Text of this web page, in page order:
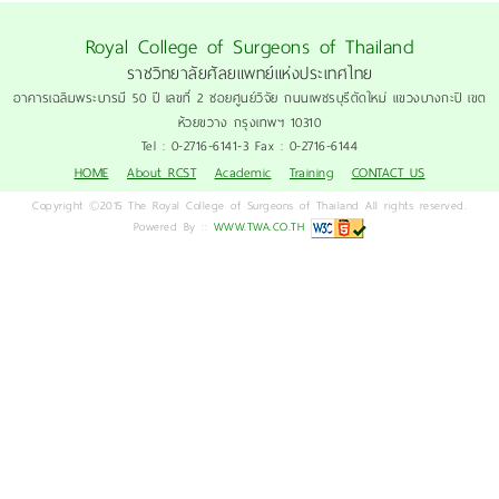
Royal College of Surgeons of Thailand
ราชวิทยาลัยศัลยแพทย์แห่งประเทศไทย
อาคารเฉลิมพระบารมี 50 ปี เลขที่ 2 ซอยศูนย์วิจัย ถนนเพชรบุรีตัดใหม่ แขวงบางกะปิ เขต
ห้วยขวาง กรุงเทพฯ 10310
Tel : 0-2716-6141-3 Fax : 0-2716-6144
HOME
About RCST Academic Training CONTACT US
Copyright ©2015 The Royal College of Surgeons of Thailand All rights reserved.
Powered By :: WWW.TWA.CO.TH